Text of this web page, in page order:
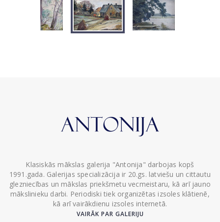
Klasiskās mākslas galerija "Antonija" darbojas kopš
1991.gada. Galerijas specializācija ir 20.gs. latviešu un cittautu
glezniecības un mākslas priekšmetu vecmeistaru, kā arī jauno
mākslinieku darbi. Periodiski tiek organizētas izsoles klātienē,
kā arī vairākdienu izsoles internetā.
VAIRĀK PAR GALERIJU